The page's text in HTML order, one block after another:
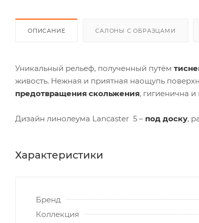
ОПИСАНИЕ САЛОНЫ С ОБРАЗЦАМИ
Уникальный рельеф, полученный путём
живость. Нежная и приятная наощупь
предотвращения скольжения, гигиенична
Дизайн линолеума Lancaster 5 – под доску,
Характеристики
Бренд
Коллекция